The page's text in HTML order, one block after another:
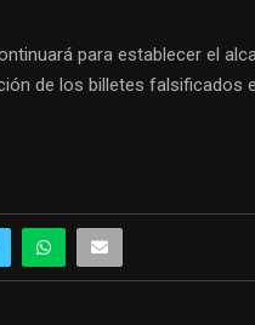
para establecer el
de los billetes falsificados